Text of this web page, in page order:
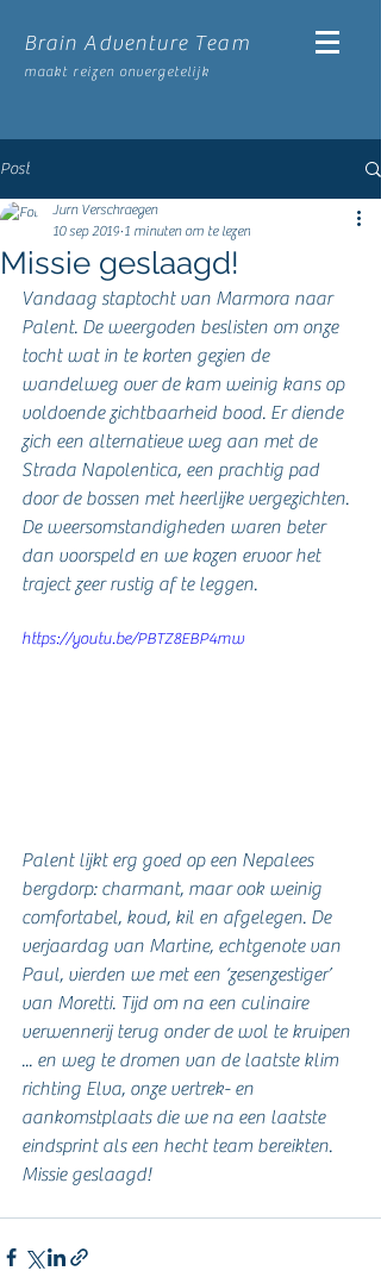
Brain Adventure Team
maakt reizen onvergetelijk
Post
Missie geslaagd!
Jurn Verschraegen
10 sep 2019 1 minuten om te lezen
Vandaag staptocht van Marmora naar
Palent. De weergoden beslisten om onze
tocht wat in te korten gezien de
wandelweg over de kam weinig kans op
voldoende zichtbaarheid bood. Er diende
zich een alternatieve weg aan met de
Strada Napolentica, een prachtig pad
door de bossen met heerlijke vergezichten.
De weersomstandigheden waren beter
dan voorspeld en we kozen ervoor het
traject zeer rustig af te leggen.
https://youtu.be/PBTZ8EBP4mw
Palent lijkt erg goed op een Nepalees
bergdorp: charmant, maar ook weinig
comfortabel, koud, kil en afgelegen. De
verjaardag van Martine, echtgenote van
Paul, vierden we met een ‘zesenzestiger’
van Moretti. Tijd om na een culinaire
verwennerij terug onder de wol te kruipen
... en weg te dromen van de laatste klim
richting Elva, onze vertrek- en
aankomstplaats die we na een laatste
eindsprint als een hecht team bereikten.
Missie geslaagd!